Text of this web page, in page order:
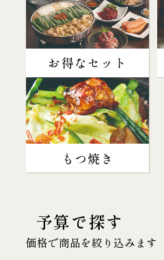
お得なセット
もつ焼き
予算で探す
価格で商品を絞り込みます